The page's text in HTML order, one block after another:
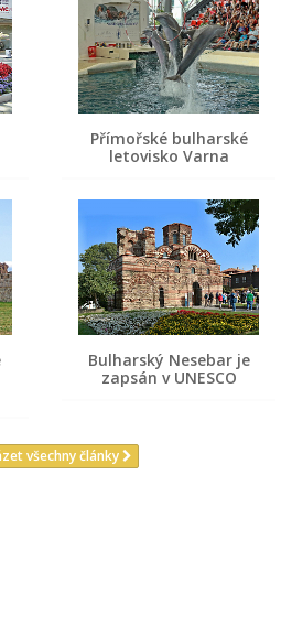
Přímořské bulharské
letovisko Varna
Bulharský Nesebar je
zapsán v UNESCO
všechny články